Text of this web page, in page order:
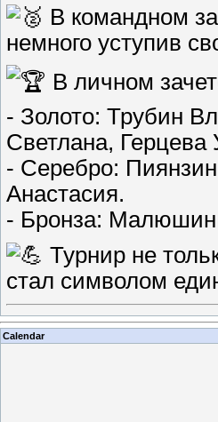
В командном
немного уступив
В личном
- Золото: Трубин
Светлана, Герцева
- Серебро:
Анастасия.
- Бронза: Малюшин
Турнир не
стал символом
Calendar